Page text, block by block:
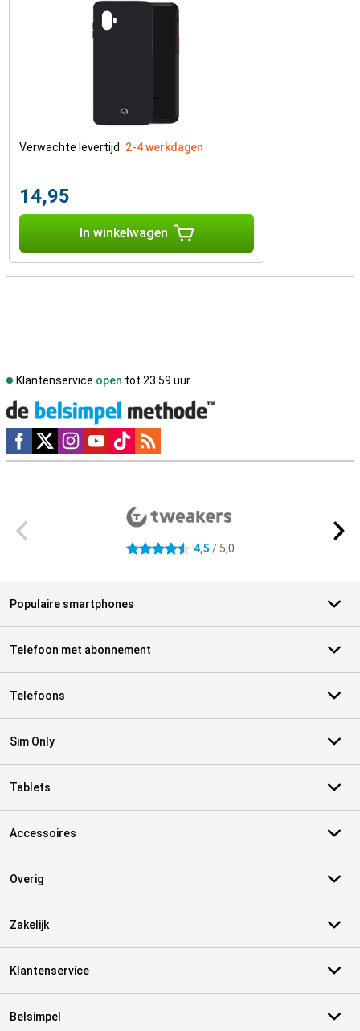
Verwachte levertijd: 2-4 werkdagen
14,95
In winkelwagen
Klantenservice open tot 23.59 uur
Social media
4.5 sterren 4,5 / 5,0
Populaire smartphones
Telefoon met abonnement
Telefoons
Sim Only
Tablets
Accessoires
Overig
Zakelijk
Klantenservice
Belsimpel